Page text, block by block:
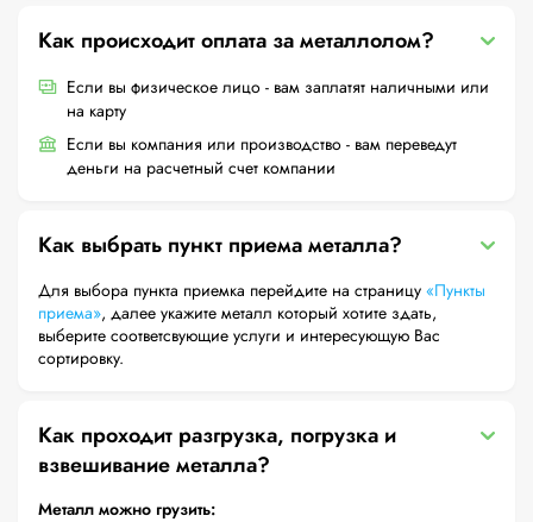
Как происходит оплата за металлолом?
Если вы физическое лицо - вам заплатят наличными или
на карту
Если вы компания или производство - вам переведут
деньги на расчетный счет компании
Как выбрать пункт приема металла?
Для выбора пункта приемка перейдите на страницу «Пункты
приема», далее укажите металл который хотите здать,
выберите соответсвующие услуги и интересующую Вас
сортировку.
Как проходит разгрузка, погрузка и
взвешивание металла?
Металл можно грузить: